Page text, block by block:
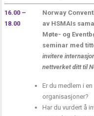
16.00 –
18.00
Norway
av HSMAIs
Møte- og
seminar med
invitere
nettverket ditt til
Er du medlem i
organisasjoner?
Har du vurdert å